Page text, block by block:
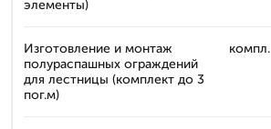
элементы)
Изготовление и монтаж
полураспашных ограждений
для лестницы (комплект до 3
пог.м)
компл.